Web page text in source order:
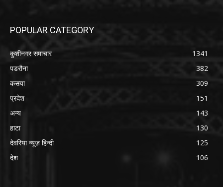
POPULAR CATEGORY
कुशीनगर समाचार
1341
पडरौना
382
कसया
309
प्रदेश
151
अन्य
143
हाटा
130
देवरिया न्यूज़ हिन्दी
125
देश
106